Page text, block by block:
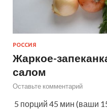
РОССИЯ
Жаркое-
салом
Оставьте комментарий
5 порций 45 мин (ваши